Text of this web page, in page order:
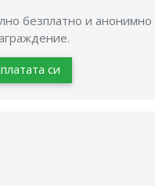
безплатно и анонимно
си